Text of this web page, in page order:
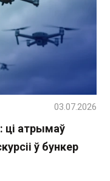
ці атрымаў
ў бункер
03.07.2026